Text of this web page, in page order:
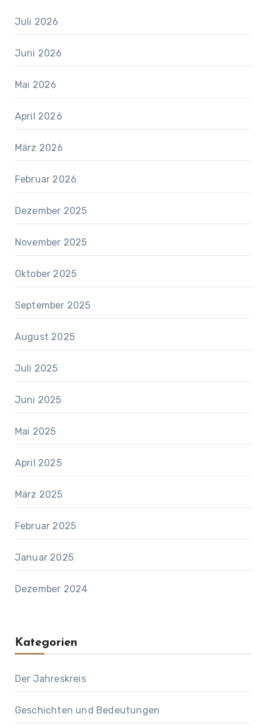
Juli 2026
Juni 2026
Mai 2026
April 2026
März 2026
Februar 2026
Dezember 2025
November 2025
Oktober 2025
September 2025
August 2025
Juli 2025
Juni 2025
Mai 2025
April 2025
März 2025
Februar 2025
Januar 2025
Dezember 2024
Kategorien
Der Jahreskreis
Geschichten und Bedeutungen